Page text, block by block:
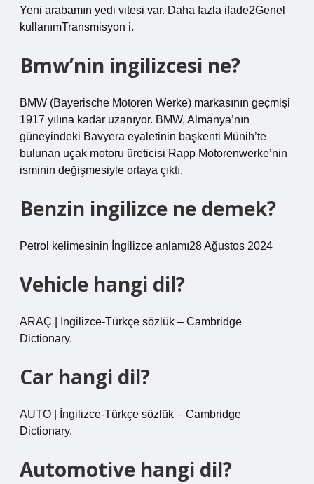
Yeni arabamın yedi vitesi var. Daha fazla ifade2Genel
kullanımTransmisyon i.
Bmw’nin ingilizcesi ne?
BMW (Bayerische Motoren Werke) markasının geçmişi
1917 yılına kadar uzanıyor. BMW, Almanya’nın
güneyindeki Bavyera eyaletinin başkenti Münih’te
bulunan uçak motoru üreticisi Rapp Motorenwerke’nin
isminin değişmesiyle ortaya çıktı.
Benzin ingilizce ne demek?
Petrol kelimesinin İngilizce anlamı28 Ağustos 2024
Vehicle hangi dil?
ARAÇ | İngilizce-Türkçe sözlük – Cambridge
Dictionary.
Car hangi dil?
AUTO | İngilizce-Türkçe sözlük – Cambridge
Dictionary.
Automotive hangi dil?